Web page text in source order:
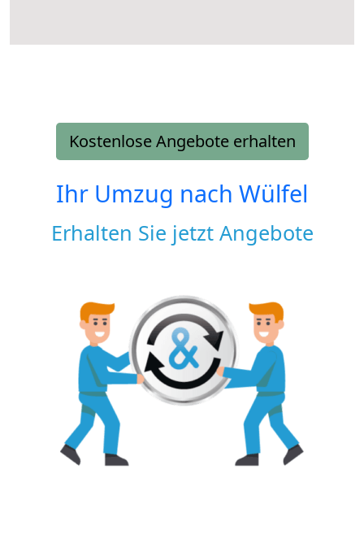
Kostenlose Angebote erhalten
Ihr Umzug nach Wülfel
Erhalten Sie jetzt Angebote